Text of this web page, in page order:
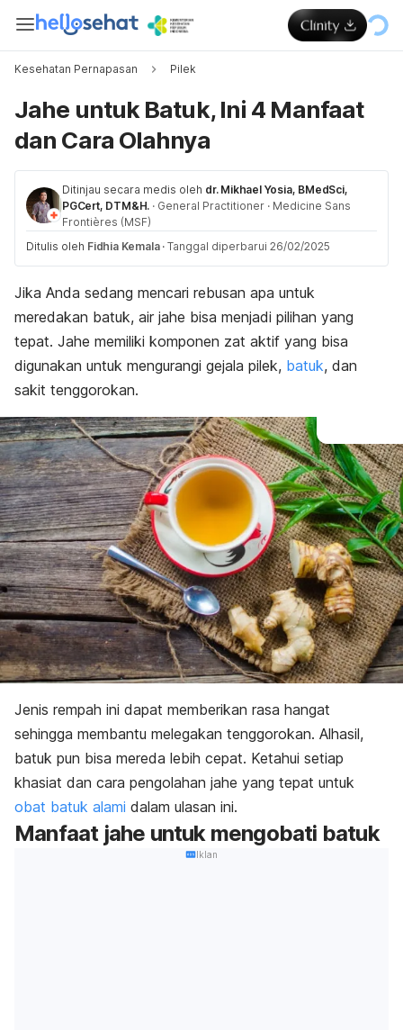
Kesehatan Pernapasan Pilek
Jahe untuk Batuk, Ini 4 Manfaat
dan Cara Olahnya
Ditinjau secara medis oleh dr. Mikhael Yosia, BMedSci,
PGCert, DTM&H. · General Practitioner · Medicine Sans
Frontières (MSF)
Ditulis oleh Fidhia Kemala · Tanggal diperbarui 26/02/2025
Jika Anda sedang mencari rebusan apa untuk
meredakan batuk, air jahe bisa menjadi pilihan yang
tepat. Jahe memiliki komponen zat aktif yang bisa
digunakan untuk mengurangi gejala pilek, batuk, dan
sakit tenggorokan.
Jenis rempah ini dapat memberikan rasa hangat
sehingga membantu melegakan tenggorokan. Alhasil,
batuk pun bisa mereda lebih cepat. Ketahui setiap
khasiat dan cara pengolahan jahe yang tepat untuk
obat batuk alami dalam ulasan ini.
Manfaat jahe untuk mengobati batuk
Iklan